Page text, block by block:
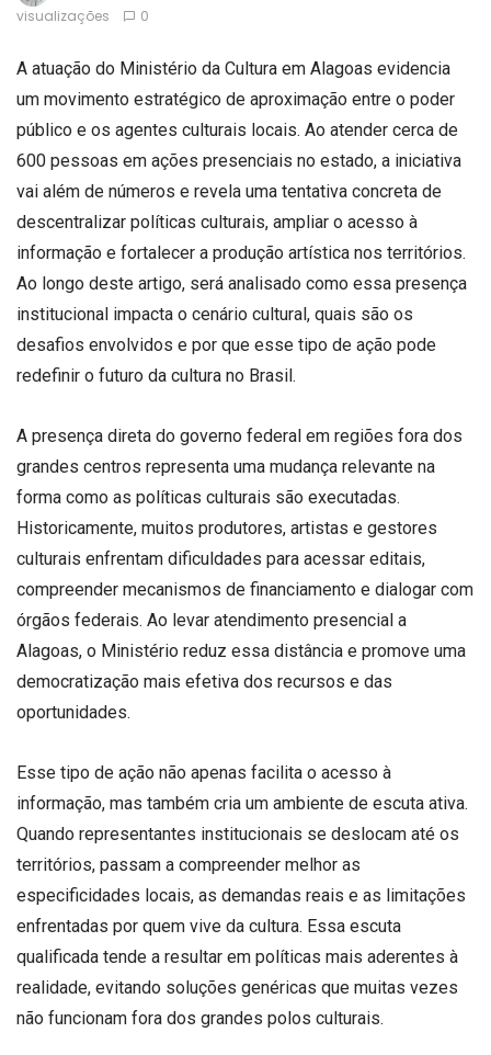
visualizações
0
A atuação do Ministério da Cultura em Alagoas evidencia
um movimento estratégico de aproximação entre o poder
público e os agentes culturais locais. Ao atender cerca de
600 pessoas em ações presenciais no estado, a iniciativa
vai além de números e revela uma tentativa concreta de
descentralizar políticas culturais, ampliar o acesso à
informação e fortalecer a produção artística nos territórios.
Ao longo deste artigo, será analisado como essa presença
institucional impacta o cenário cultural, quais são os
desafios envolvidos e por que esse tipo de ação pode
redefinir o futuro da cultura no Brasil.
A presença direta do governo federal em regiões fora dos
grandes centros representa uma mudança relevante na
forma como as políticas culturais são executadas.
Historicamente, muitos produtores, artistas e gestores
culturais enfrentam dificuldades para acessar editais,
compreender mecanismos de financiamento e dialogar com
órgãos federais. Ao levar atendimento presencial a
Alagoas, o Ministério reduz essa distância e promove uma
democratização mais efetiva dos recursos e das
oportunidades.
Esse tipo de ação não apenas facilita o acesso à
informação, mas também cria um ambiente de escuta ativa.
Quando representantes institucionais se deslocam até os
territórios, passam a compreender melhor as
especificidades locais, as demandas reais e as limitações
enfrentadas por quem vive da cultura. Essa escuta
qualificada tende a resultar em políticas mais aderentes à
realidade, evitando soluções genéricas que muitas vezes
não funcionam fora dos grandes polos culturais.